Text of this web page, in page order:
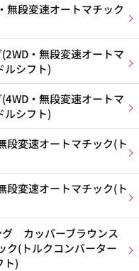
段変速オートマチック
・無段変速オートマ
ルシフト)
・無段変速オートマ
ルシフト)
変速オートマチック(ト
変速オートマチック(ト
カッパーブラウンス
ク(トルクコンバーター
ト)